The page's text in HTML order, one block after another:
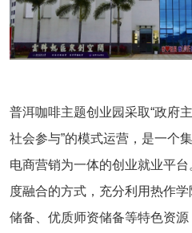
普洱咖啡主题创业园采取“政府
社会参与”的模式运营，是一个
电商营销为一体的创业就业平
度融合的方式，充分利用热作
储备、优质师资储备等特色资